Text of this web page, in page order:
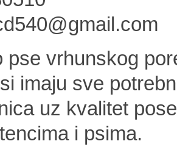
pse vrhunskog
imaju sve
uz kvalitet
i psima.